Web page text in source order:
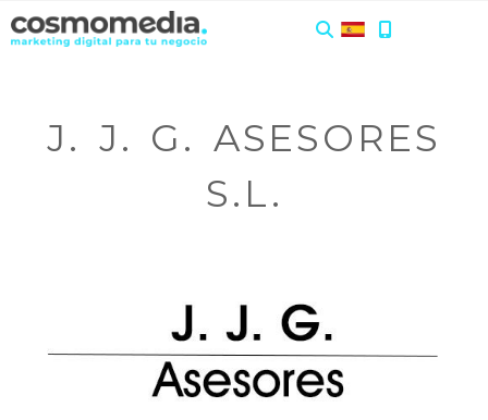
J. J. G. ASESORES
S.L.